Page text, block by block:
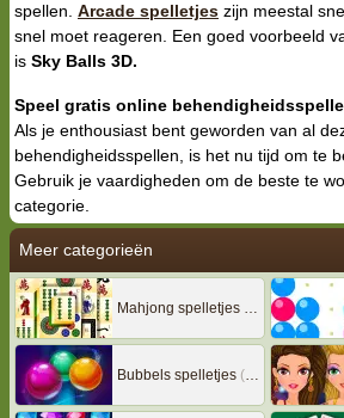
spellen. Arcade spelletjes zijn meestal
snel moet reageren. Een goed voorbeeld
is Sky Balls 3D.
Speel gratis online
Als je enthousiast bent geworden van al
behendigheidsspellen, is het nu tijd om te
Gebruik je vaardigheden om de beste te
categorie.
Meer categorieën
Mahjong spelletjes
(133)
Bubbels spelletjes (78)